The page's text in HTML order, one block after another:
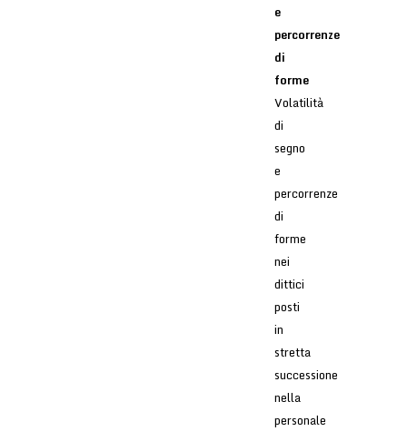
e
percorrenze
di
forme
Volatilità
di
segno
e
percorrenze
di
forme
nei
dittici
posti
in
stretta
successione
nella
personale